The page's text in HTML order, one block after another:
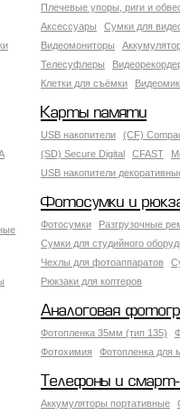
Плечевые упоры, риги и
Аксессуары
Сумки для
Видеомониторы
Телесуфлеры
Клетки для съёмки
Карты памяти
USB накопители (CF)
(SD) Secure Digital
CFAST
USB накопители
Фотосумки и
Фотосумки Разгрузочные
Сумки для студийного
Чехлы для фотоаппаратов
Рюкзаки для коптеров
Аналоговая
Фотопленка 35мм (тип 135)
Фотохимия
Фотопленка для
Телефоны и
Аккумуляторы портативные